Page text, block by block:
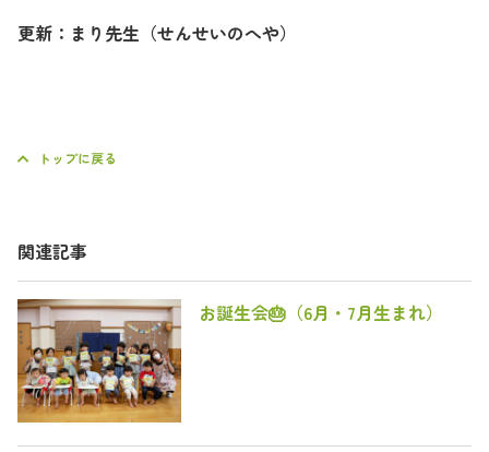
更新：まり先生（せんせいのへや）
トップに戻る
関連記事
お誕生会🎂（6月・7月生まれ）